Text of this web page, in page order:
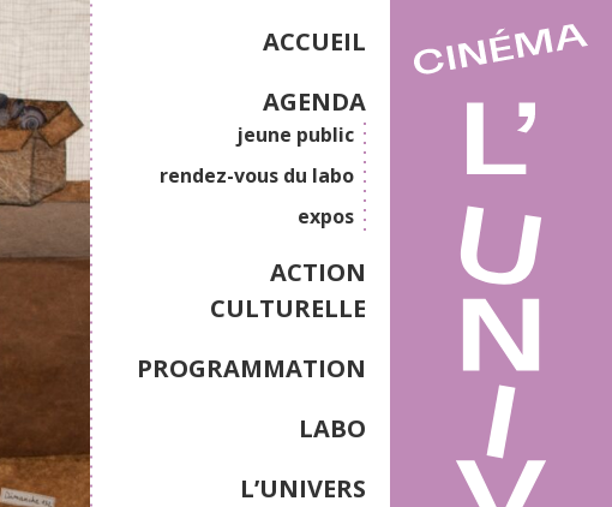
ACCUEIL
AGENDA
jeune public
rendez-vous du labo
expos
ACTION
CULTURELLE
PROGRAMMATION
LABO
L’UNIVERS